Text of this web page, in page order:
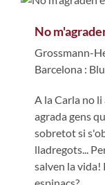
No
Grossmann-
Barcelona :
A la Carla no li
agrada gens
sobretot si
lladregots...
salven la vida!
espinacs?